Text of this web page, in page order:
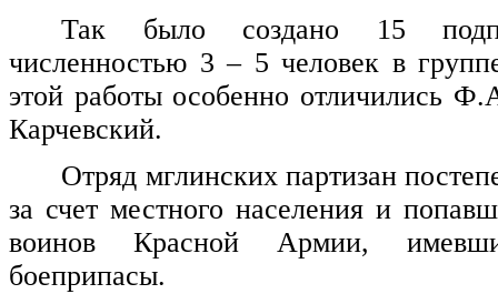
Так было создано 15
численностью 3 – 5 человек в
этой работы особенно отличились
Карчевский.
Отряд мглинских партизан
за счет местного населения и
воинов Красной Армии,
боеприпасы.